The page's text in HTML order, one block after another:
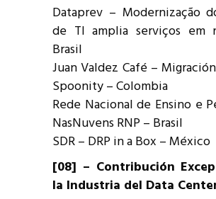
Dataprev – Modernização
de TI amplia serviços em
Brasil
Juan Valdez Café –
Spoonity – Colombia
Rede Nacional de Ensino e
NasNuvens RNP – Brasil
SDR – DRP in a Box – México
[08] – Contribución
la Industria del Data